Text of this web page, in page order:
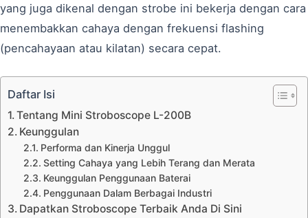
yang juga dikenal dengan strobe ini bekerja dengan cara
menembakkan cahaya dengan frekuensi flashing
(pencahayaan atau kilatan) secara cepat.
Daftar Isi
Tentang Mini Stroboscope L-200B
Keunggulan
Performa dan Kinerja Unggul
Setting Cahaya yang Lebih Terang dan Merata
Keunggulan Penggunaan Baterai
Penggunaan Dalam Berbagai Industri
Dapatkan Stroboscope Terbaik Anda Di Sini